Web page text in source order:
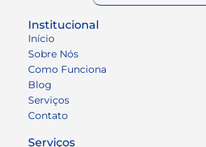
Institucional
Início
Sobre Nós
Como Funciona
Blog
Serviços
Contato
Serviços